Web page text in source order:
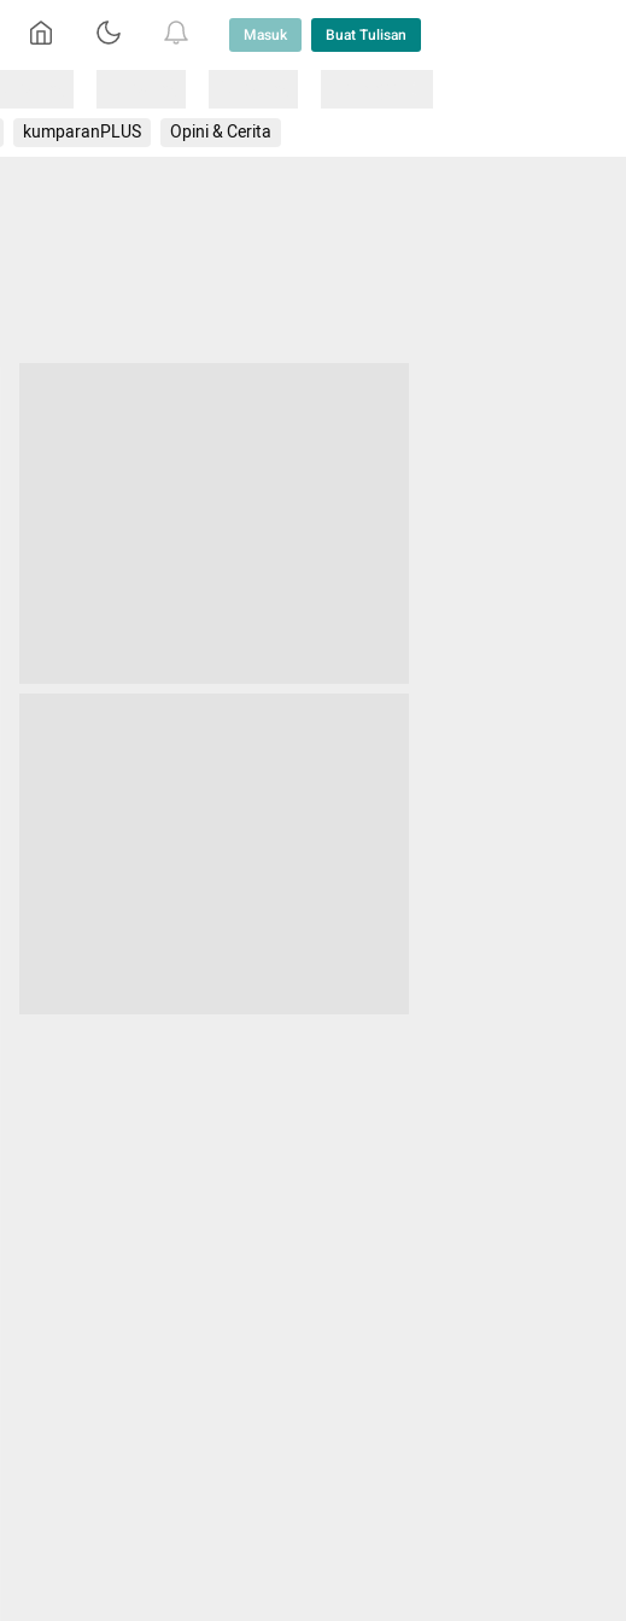
Masuk Buat Tulisan
kumparanPLUS Opini & Cerita